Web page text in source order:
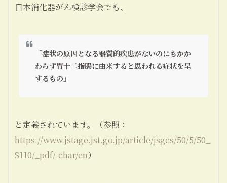
日本消化器がん検診学会でも、
「症状の原因となる器質的疾患がないのにもかか
わらず胃十二指腸に由来すると思われる症状を呈
するもの」
と定義されています。（参照：
https://www.jstage.jst.go.jp/article/jsgcs/50/5/50_
S110/_pdf/-char/en）